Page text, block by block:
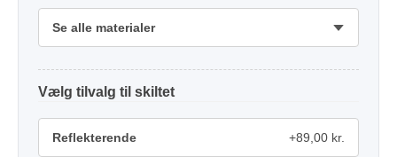
Se alle materialer
tilvalg
Reflekterende +89,00 kr.